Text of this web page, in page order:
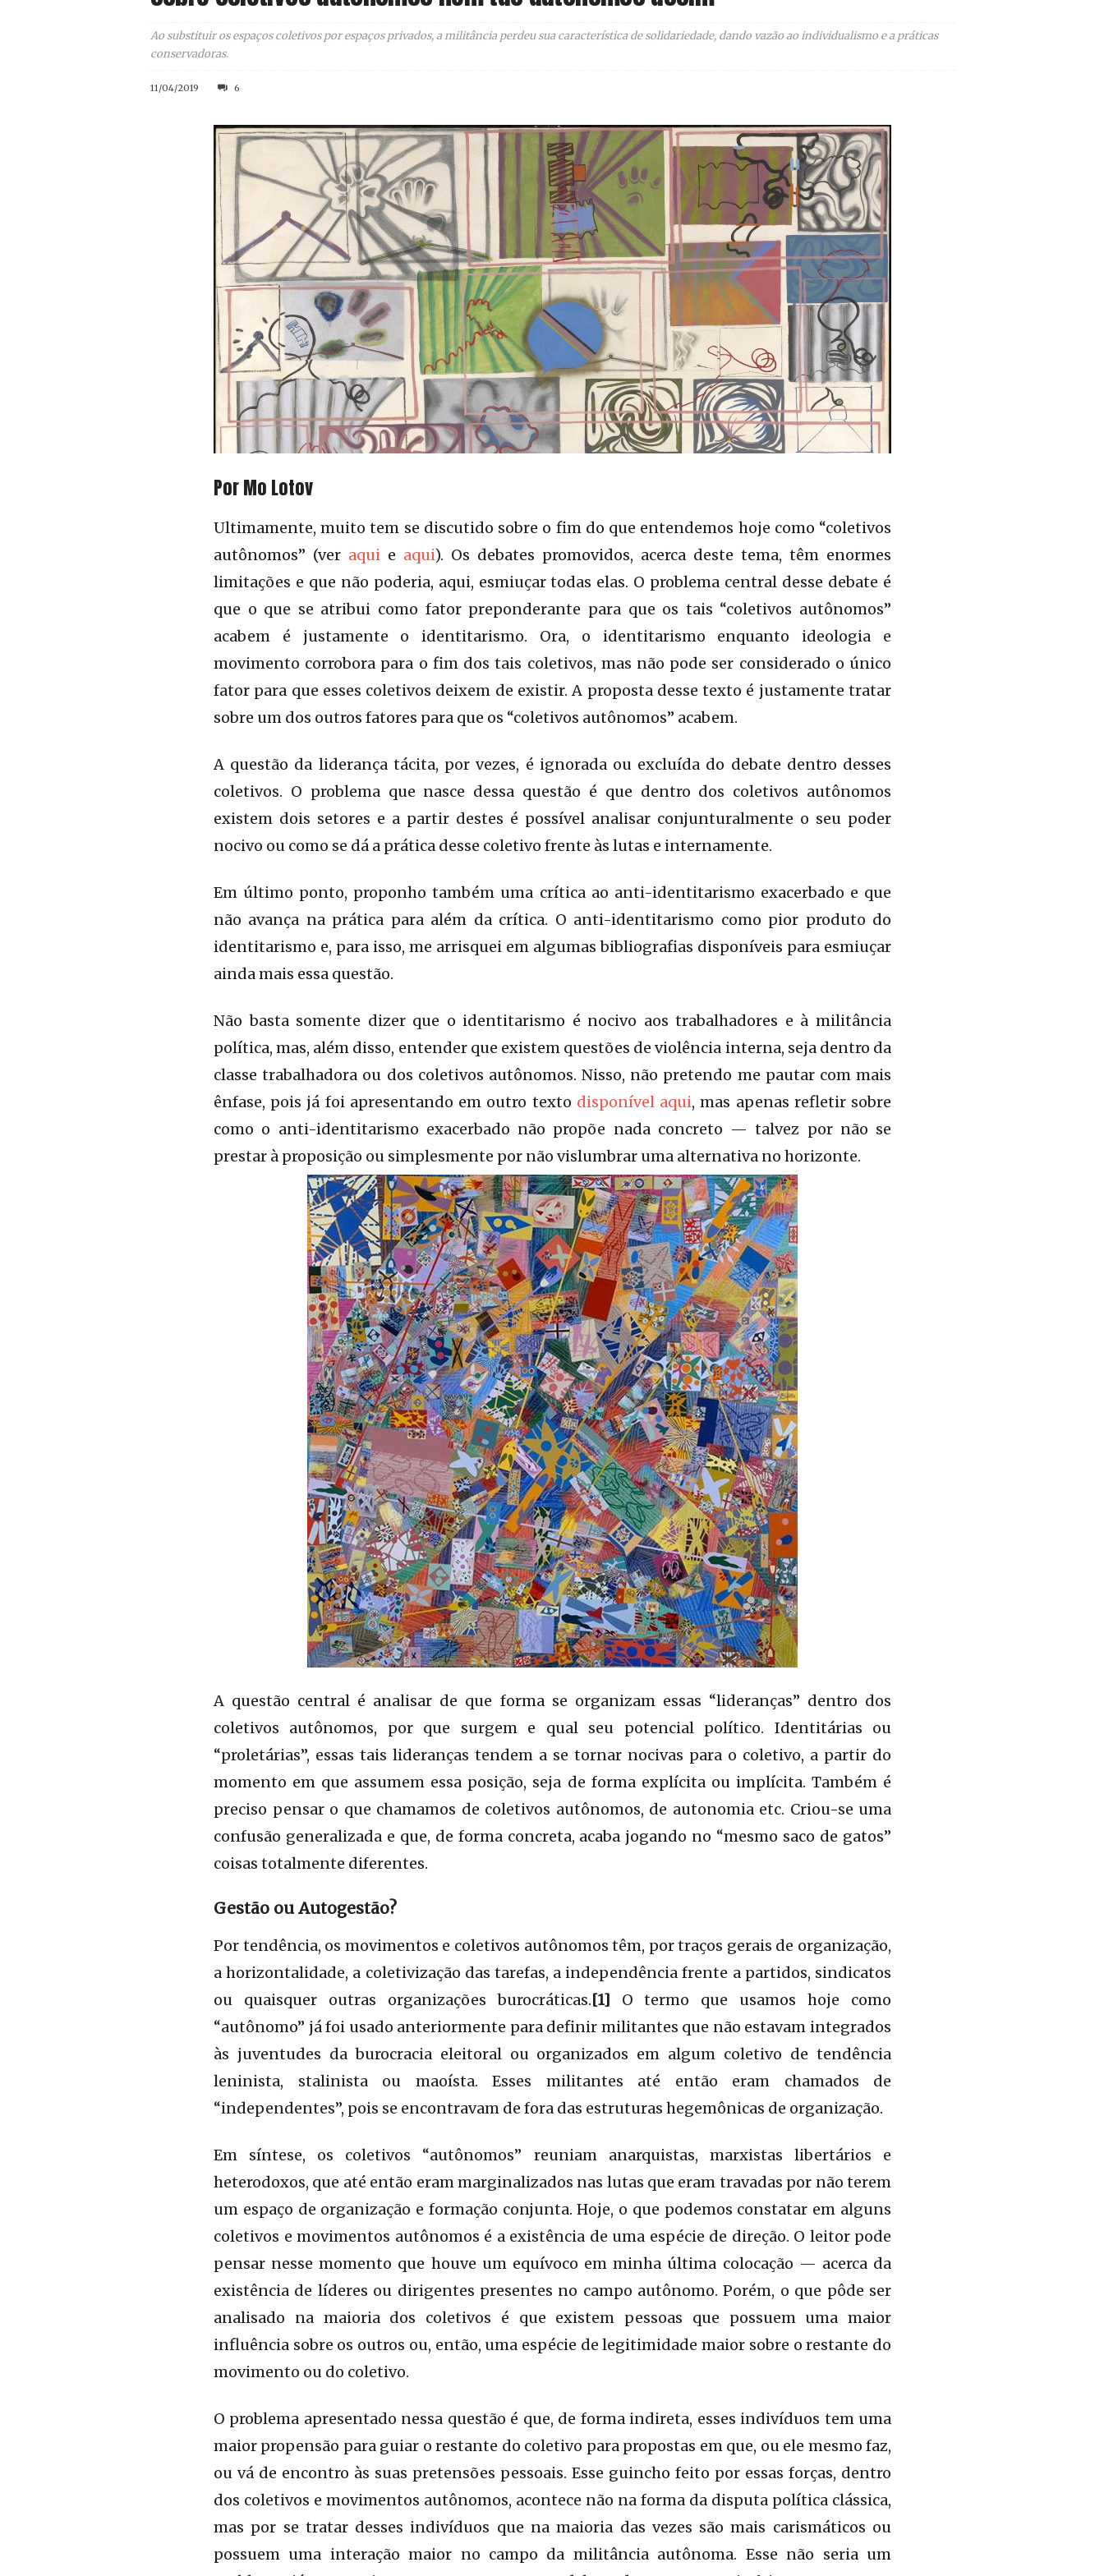
Ao substituir os espaços coletivos por espaços privados, a militância perdeu sua característica de solidariedade, dando vazão ao individualismo e a práticas
conservadoras.
11/04/2019 6
Matter of Identity I 1963 Bernard Cohen born 1933 Purchased 1972
http://www.tate.org.uk/art/work/T01535
Por Mo Lotov
Ultimamente, muito tem se discutido sobre o fim do que entendemos hoje como “coletivos
autônomos” (ver aqui e aqui). Os debates promovidos, acerca deste tema, têm enormes
limitações e que não poderia, aqui, esmiuçar todas elas. O problema central desse debate é
que o que se atribui como fator preponderante para que os tais “coletivos autônomos”
acabem é justamente o identitarismo. Ora, o identitarismo enquanto ideologia e
movimento corrobora para o fim dos tais coletivos, mas não pode ser considerado o único
fator para que esses coletivos deixem de existir. A proposta desse texto é justamente tratar
sobre um dos outros fatores para que os “coletivos autônomos” acabem.
A questão da liderança tácita, por vezes, é ignorada ou excluída do debate dentro desses
coletivos. O problema que nasce dessa questão é que dentro dos coletivos autônomos
existem dois setores e a partir destes é possível analisar conjunturalmente o seu poder
nocivo ou como se dá a prática desse coletivo frente às lutas e internamente.
Em último ponto, proponho também uma crítica ao anti-identitarismo exacerbado e que
não avança na prática para além da crítica. O anti-identitarismo como pior produto do
identitarismo e, para isso, me arrisquei em algumas bibliografias disponíveis para esmiuçar
ainda mais essa questão.
Não basta somente dizer que o identitarismo é nocivo aos trabalhadores e à militância
política, mas, além disso, entender que existem questões de violência interna, seja dentro da
classe trabalhadora ou dos coletivos autônomos. Nisso, não pretendo me pautar com mais
ênfase, pois já foi apresentando em outro texto disponível aqui, mas apenas refletir sobre
como o anti-identitarismo exacerbado não propõe nada concreto — talvez por não se
prestar à proposição ou simplesmente por não vislumbrar uma alternativa no horizonte.
A questão central é analisar de que forma se organizam essas “lideranças” dentro dos
coletivos autônomos, por que surgem e qual seu potencial político. Identitárias ou
“proletárias”, essas tais lideranças tendem a se tornar nocivas para o coletivo, a partir do
momento em que assumem essa posição, seja de forma explícita ou implícita. Também é
preciso pensar o que chamamos de coletivos autônomos, de autonomia etc. Criou-se uma
confusão generalizada e que, de forma concreta, acaba jogando no “mesmo saco de gatos”
coisas totalmente diferentes.
Gestão ou Autogestão?
Por tendência, os movimentos e coletivos autônomos têm, por traços gerais de organização,
a horizontalidade, a coletivização das tarefas, a independência frente a partidos, sindicatos
ou quaisquer outras organizações burocráticas.[1] O termo que usamos hoje como
“autônomo” já foi usado anteriormente para definir militantes que não estavam integrados
às juventudes da burocracia eleitoral ou organizados em algum coletivo de tendência
leninista, stalinista ou maoísta. Esses militantes até então eram chamados de
“independentes”, pois se encontravam de fora das estruturas hegemônicas de organização.
Em síntese, os coletivos “autônomos” reuniam anarquistas, marxistas libertários e
heterodoxos, que até então eram marginalizados nas lutas que eram travadas por não terem
um espaço de organização e formação conjunta. Hoje, o que podemos constatar em alguns
coletivos e movimentos autônomos é a existência de uma espécie de direção. O leitor pode
pensar nesse momento que houve um equívoco em minha última colocação — acerca da
existência de líderes ou dirigentes presentes no campo autônomo. Porém, o que pôde ser
analisado na maioria dos coletivos é que existem pessoas que possuem uma maior
influência sobre os outros ou, então, uma espécie de legitimidade maior sobre o restante do
movimento ou do coletivo.
O problema apresentado nessa questão é que, de forma indireta, esses indivíduos tem uma
maior propensão para guiar o restante do coletivo para propostas em que, ou ele mesmo faz,
ou vá de encontro às suas pretensões pessoais. Esse guincho feito por essas forças, dentro
dos coletivos e movimentos autônomos, acontece não na forma da disputa política clássica,
mas por se tratar desses indivíduos que na maioria das vezes são mais carismáticos ou
possuem uma interação maior no campo da militância autônoma. Esse não seria um